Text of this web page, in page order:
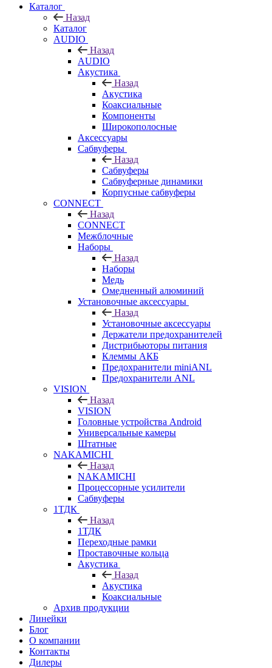
Каталог
Назад
Каталог
AUDIO
Назад
AUDIO
Акустика
Назад
Акустика
Коаксиальные
Компоненты
Широкополосные
Аксессуары
Сабвуферы
Назад
Сабвуферы
Сабвуферные динамики
Корпусные сабвуферы
CONNECT
Назад
CONNECT
Межблочные
Наборы
Назад
Наборы
Медь
Омедненный алюминий
Установочные аксессуары
Назад
Установочные аксессуары
Держатели предохранителей
Дистрибьюторы питания
Клеммы АКБ
Предохранители miniANL
Предохранители ANL
VISION
Назад
VISION
Головные устройства Android
Универсальные камеры
Штатные
NAKAMICHI
Назад
NAKAMICHI
Процессорные усилители
Сабвуферы
1ТДК
Назад
1ТДК
Переходные рамки
Проставочные кольца
Акустика
Назад
Акустика
Коаксиальные
Архив продукции
Линейки
Блог
О компании
Контакты
Дилеры